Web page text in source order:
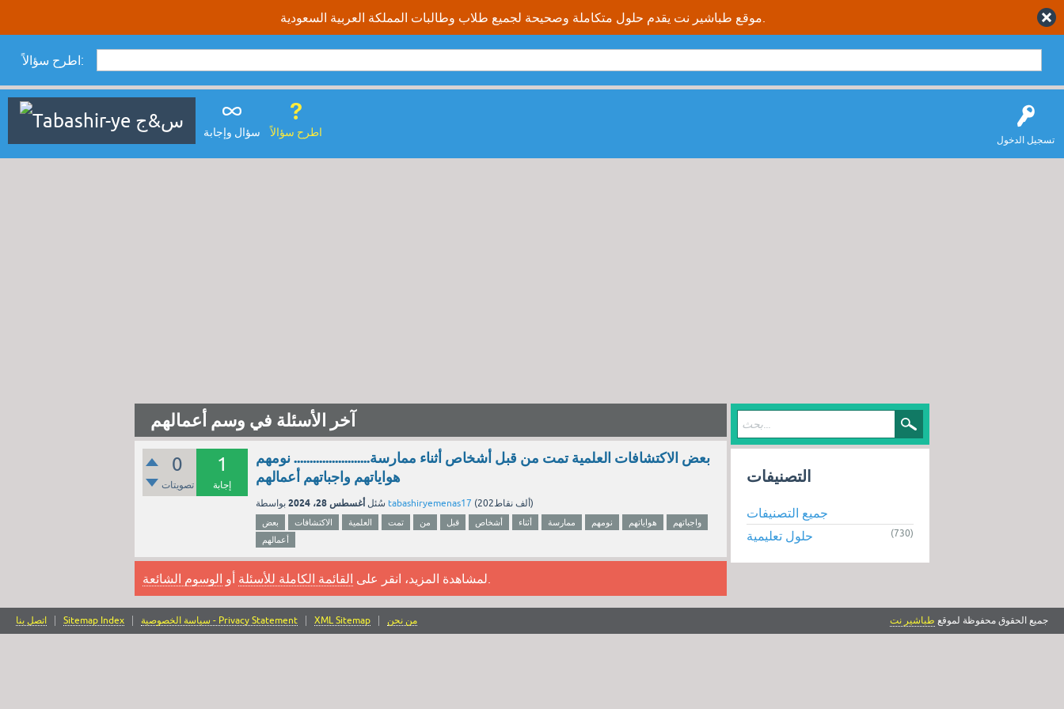
اطرح سؤالاً:
تسجيل الدخول
سؤال وإجابة اطرح سؤالاً
آخر الأسئلة في وسم أعمالهم
0
تصويتات
1
إجابة
بعض الاكتشافات العلمية تمت من قبل أشخاص أثناء ممارسة........................ نومهم
هواياتهم واجباتهم أعمالهم
سُئل أغسطس 28، 2024 tabashiryemenas17 ( 202ألف نقاط)
بعض الاكتشافات العلمية تمت من قبل أشخاص أثناء ممارسة نومهم هواياتهم
واجباتهم
أعمالهم
لمشاهدة المزيد، انقر على القائمة الكاملة للأسئلة أو الوسوم الشائعة
التصنيفات
جميع التصنيفات
حلول تعليمية
(730)
اتصل بنا Sitemap Index سياسة الخصوصية - Privacy Statement XML Sitemap من نحن جميع الحقوق محفوظة لموقع طباشير نت